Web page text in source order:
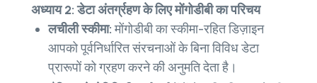
अध्याय 2: डेटा अंतर्ग्रहण के लिए मोंगोडीबी का परिचय
लचीली स्कीमा:मोंगोडीबी का स्कीमा-रहित डिज़ाइन
आपको पूर्वनिर्धारित संरचनाओं के बिना विविध डेटा
प्रारूपों को ग्रहण करने की अनुमति देता है।